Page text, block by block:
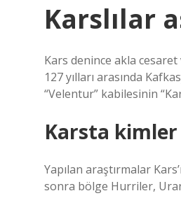
Karslılar
Kars denince akla
127 yılları arasında
“Velentur” kabilesinin
Karsta kimler
Yapılan araştırmalar
sonra bölge Hurriler,